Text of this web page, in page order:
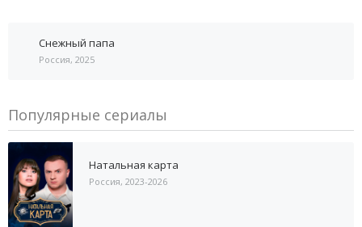
Снежный папа
Россия, 2025
Популярные сериалы
Натальная карта
Россия, 2023-2026